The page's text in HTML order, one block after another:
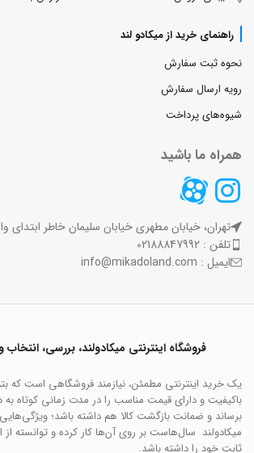
راهنمای خرید از میکادو لند
نحوه ثبت سفارش
رویه ارسال سفارش
شیوه‌های پرداخت
همراه ما باشید
تهران، خیابان مطهری خیابان سلیمان خاطر ابتدای
تلفن : 02188847992
ایمیل : info@mikadoland.com
فروشگاه اینترنتی میکادولند، بررسی، انتخاب
یک خرید اینترنتی مطمئن، نیازمند فروشگاهی است که
باکیفیت و دارای قیمت مناسب را در مدت زمانی کوتاه
برساند و ضمانت بازگشت کالا هم داشته باشد؛ ویژگی‌هایی
میکادولند سال‌هاست بر روی آن‌ها کار کرده و توانسته
ثابت خود را داشته باشد.